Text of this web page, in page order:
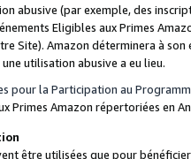
abusive (par exemple, des
Eligibles aux Primes
Site). Amazon déterminera à
utilisation abusive a eu lieu.
pour la Participation au
Primes Amazon répertoriées en
être utilisées que pour